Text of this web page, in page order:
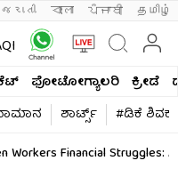
বাংলা ਪੰਜਾਬੀ தமிழ்
ಫೋಟೋಗ್ಯಾಲರಿ ಕ್ರೀಡೆ
ಶಾರ್ಟ್ಸ್​
#ಡಿಕೆ
Workers Financial Struggles: